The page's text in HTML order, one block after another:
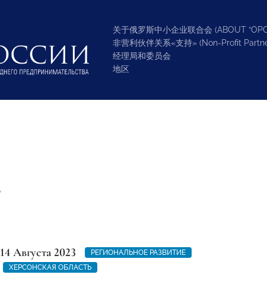
关于俄罗斯中小企业联合会 (ABOUT
非营利伙伴关系«支持» (Non-Profit
经理局和委员会
地区
14 Августа 2023
РЕГИОНАЛЬНОЕ РАЗВИТИЕ
ХЕРСОНСКАЯ ОБЛАСТЬ